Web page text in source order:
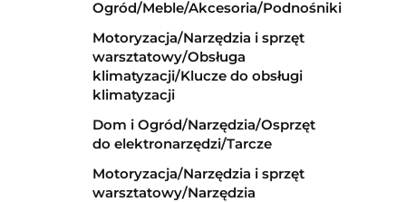
Ogród/Meble/Akcesoria/Podnośniki
Motoryzacja/Narzędzia i sprzęt
warsztatowy/Obsługa
klimatyzacji/Klucze do obsługi
klimatyzacji
Dom i Ogród/Narzędzia/Osprzęt
do elektronarzędzi/Tarcze
Motoryzacja/Narzędzia i sprzęt
warsztatowy/Narzędzia